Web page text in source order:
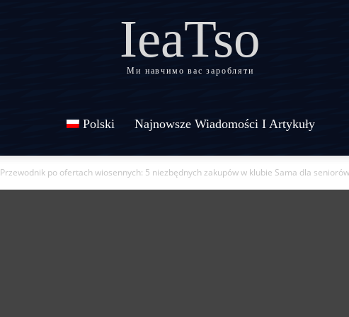
IeaTso
Ми навчимо вас заробляти
Polski Najnowsze Wiadomości I Artykuły
Przewodnik po ofertach wiosennych: 5 niezbędnych zakupów w klubie Sama dla seniorów